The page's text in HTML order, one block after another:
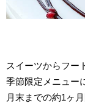
スイーツからフー
季節限定メニュー
月末までの約1ヶ